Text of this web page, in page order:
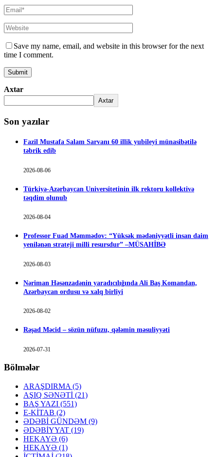
Save my name, email, and website in this browser for the next
time I comment.
Axtar
Axtar
Son yazılar
Fazil Mustafa Salam Sarvanı 60 illik yubileyi münasibətilə
təbrik edib
2026-08-06
Türkiyə-Azərbaycan Universitetinin ilk rektoru kollektivə
təqdim olunub
2026-08-04
Professor Fuad Məmmədov: “Yüksək mədəniyyətli insan daim
yenilənən strateji milli resursdur” –MÜSAHİBƏ
2026-08-03
Nəriman Həsənzadənin yaradıcılığında Ali Baş Komandan,
Azərbaycan ordusu və xalq birliyi
2026-08-02
Rəşad Məcid – sözün nüfuzu, qələmin məsuliyyəti
2026-07-31
Bölmələr
ARAŞDIRMA (5)
AŞIQ SƏNƏTİ (21)
BAŞ YAZI (551)
E-KİTAB (2)
ƏDƏBİ GÜNDƏM (9)
ƏDƏBİYYAT (19)
HEKAYƏ (6)
HEKAYƏ (1)